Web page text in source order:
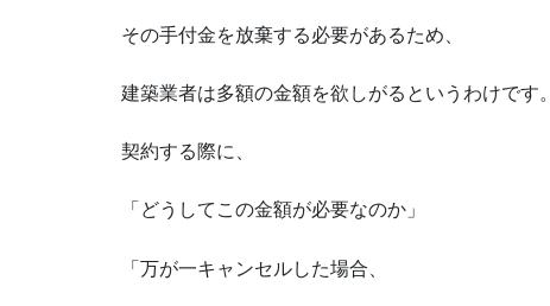
その手付金を放棄する必要があるため、
建築業者は多額の金額を欲しがるというわけです。
契約する際に、
「どうしてこの金額が必要なのか」
「万が一キャンセルした場合、